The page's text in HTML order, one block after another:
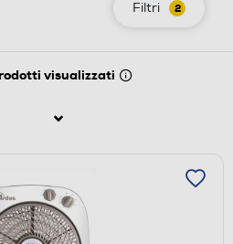
Filtri 2
visualizzati